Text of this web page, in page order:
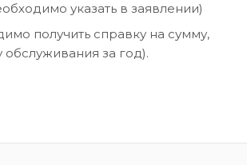
указать в заявлении)
получить справку на сумму,
за год).